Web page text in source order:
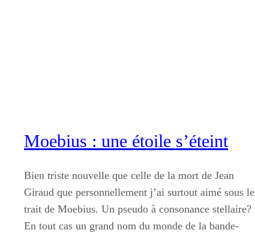
Moebius : une étoile s’éteint
Bien triste nouvelle que celle de la mort de Jean
Giraud que personnellement j’ai surtout aimé sous le
trait de Moebius. Un pseudo à consonance stellaire?
En tout cas un grand nom du monde de la bande-